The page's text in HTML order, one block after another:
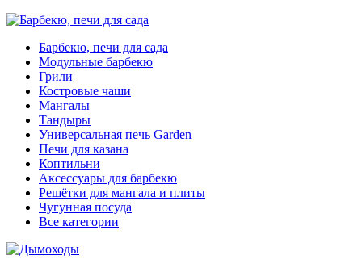
Барбекю, печи для сада
Модульные барбекю
Грили
Костровые чаши
Мангалы
Тандыры
Универсальная печь Garden
Печи для казана
Коптильни
Аксессуары для барбекю
Решётки для мангала и плиты
Чугунная посуда
Все категории